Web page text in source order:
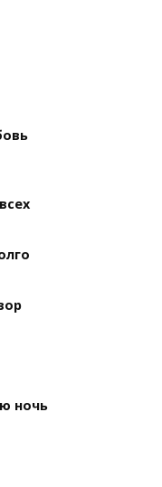
ночь